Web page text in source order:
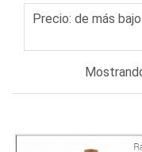
Precio: de más